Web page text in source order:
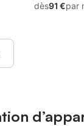
dès91 €par